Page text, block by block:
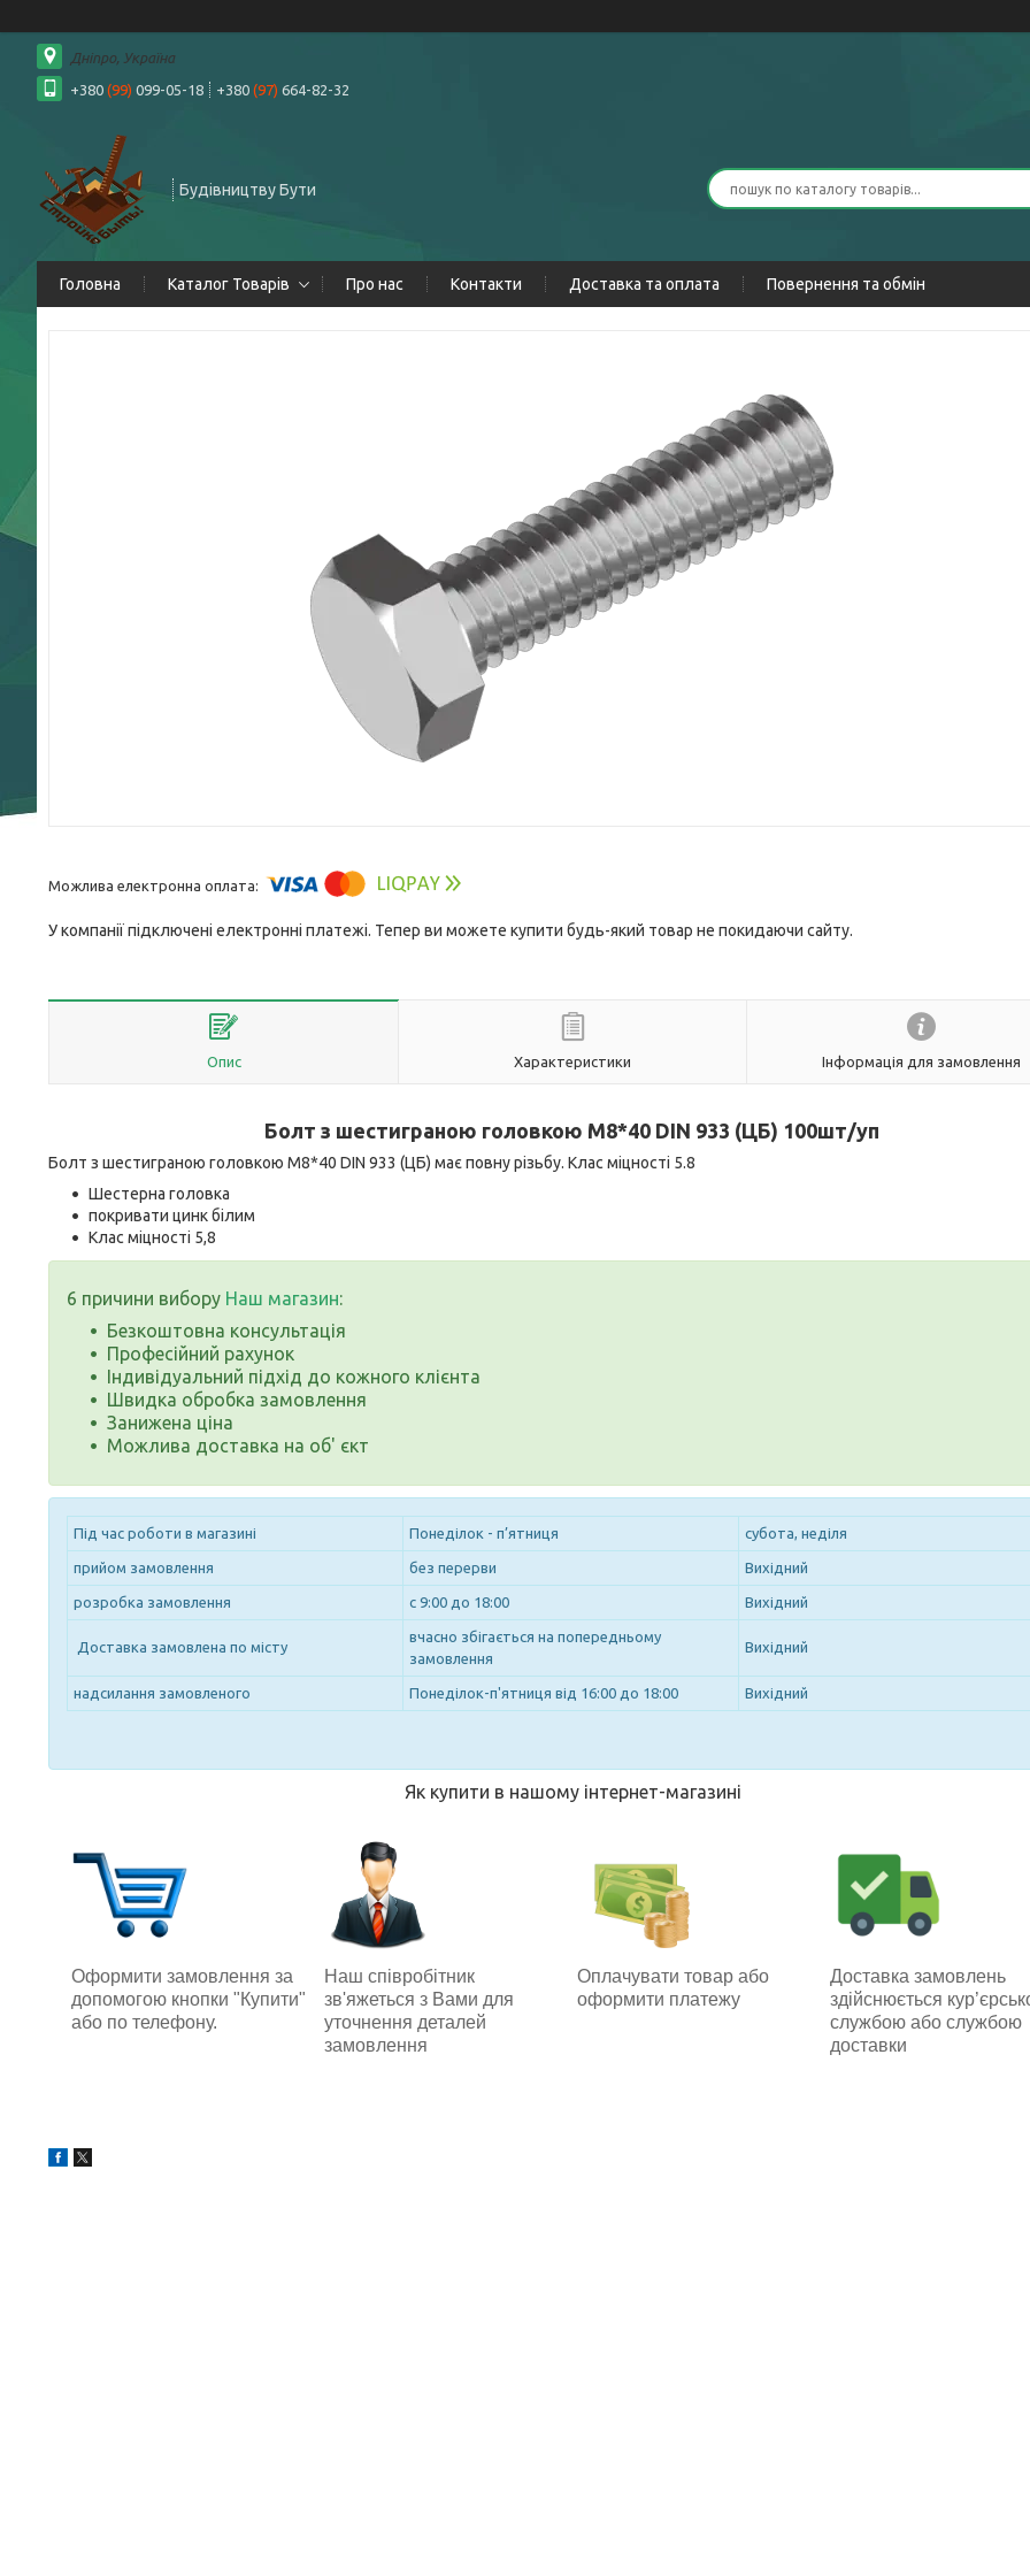
Дніпро, Україна
+380 (99) 099-05-18 +380 (97) 664-82-32
Будівництву Бути
Головна Каталог Товарів Про нас Контакти Доставка та оплата Повернення та обмін
У компанії підключені електронні платежі. Тепер ви можете купити будь-який товар не покидаючи сайту.
Опис Характеристики Інформація для замовлення
Болт з шестиграною головкою M8*40DIN 933 (ЦБ) 100шт/уп
Болт з шестиграною головкою M8*40 DIN 933 (ЦБ) має повну різьбу. Клас міцності 5.8
Шестерна головка
покривати цинк білим
Клас міцності 5,8
6 причини вибору Наш магазин:
Безкоштовна консультація
Професійний рахунок
Індивідуальний підхід до кожного клієнта
Швидка обробка замовлення
Занижена ціна
Можлива доставка на об' єкт
Під час роботи в магазині Понеділок - п’ятниця субота, неділя
прийом замовлення без перерви Вихідний
розробка замовлення с 9:00 до 18:00 Вихідний
Доставка замовлена по місту
вчасно збігається на попередньому
замовлення
Вихідний
надсилання замовленого Понеділок-п'ятниця від 16:00 до 18:00 Вихідний
Як купити в нашому інтернет-магазині
Оформити замовлення за
допомогою кнопки "Купити"
або по телефону.
Наш співробітник
зв'яжеться з Вами для
уточнення деталей
замовлення
Оплачувати товар або
оформити платежу
Доставка замовлень
здійснюється
службою або службою
доставки